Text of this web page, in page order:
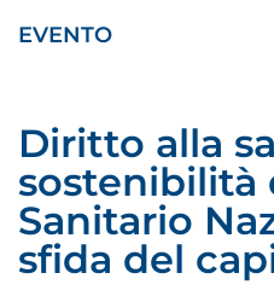
EVENTO
Diritto alla
sostenibilità
Sanitario
sfida del